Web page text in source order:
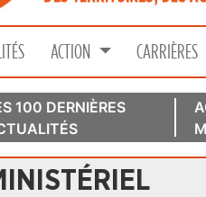
ACTION CARRIÈRES
100 DERNIÈRES